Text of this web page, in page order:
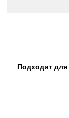
Подходит для